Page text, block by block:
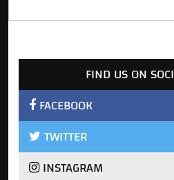
FIND US ON
FACEBOOK
TWITTER
INSTAGRAM